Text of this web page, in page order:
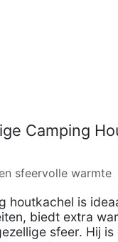
Camping
sfeervolle warmte
houtkachel is
biedt extra
sfeer. Hij is